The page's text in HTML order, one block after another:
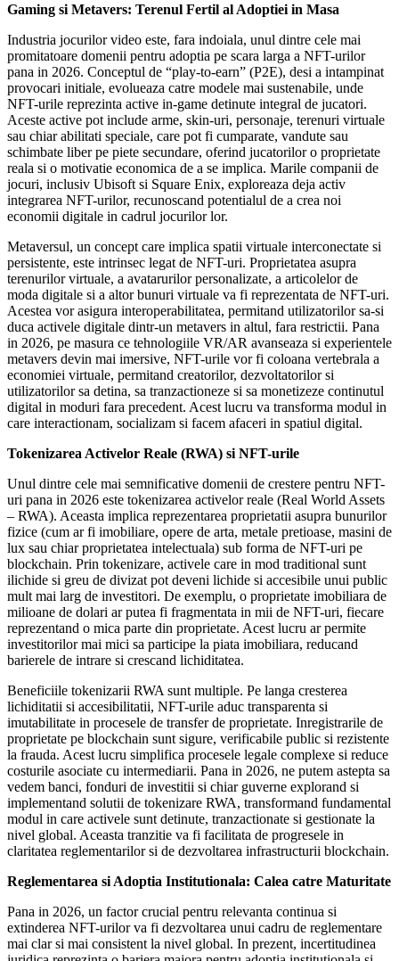
Gaming si Metavers: Terenul Fertil al Adoptiei in Masa
Industria jocurilor video este, fara indoiala, unul dintre cele mai
promitatoare domenii pentru adoptia pe scara larga a NFT-urilor
pana in 2026. Conceptul de “play-to-earn” (P2E), desi a intampinat
provocari initiale, evolueaza catre modele mai sustenabile, unde
NFT-urile reprezinta active in-game detinute integral de jucatori.
Aceste active pot include arme, skin-uri, personaje, terenuri virtuale
sau chiar abilitati speciale, care pot fi cumparate, vandute sau
schimbate liber pe piete secundare, oferind jucatorilor o proprietate
reala si o motivatie economica de a se implica. Marile companii de
jocuri, inclusiv Ubisoft si Square Enix, exploreaza deja activ
integrarea NFT-urilor, recunoscand potentialul de a crea noi
economii digitale in cadrul jocurilor lor.
Metaversul, un concept care implica spatii virtuale interconectate si
persistente, este intrinsec legat de NFT-uri. Proprietatea asupra
terenurilor virtuale, a avatarurilor personalizate, a articolelor de
moda digitale si a altor bunuri virtuale va fi reprezentata de NFT-uri.
Acestea vor asigura interoperabilitatea, permitand utilizatorilor sa-si
duca activele digitale dintr-un metavers in altul, fara restrictii. Pana
in 2026, pe masura ce tehnologiile VR/AR avanseaza si experientele
metavers devin mai imersive, NFT-urile vor fi coloana vertebrala a
economiei virtuale, permitand creatorilor, dezvoltatorilor si
utilizatorilor sa detina, sa tranzactioneze si sa monetizeze continutul
digital in moduri fara precedent. Acest lucru va transforma modul in
care interactionam, socializam si facem afaceri in spatiul digital.
Tokenizarea Activelor Reale (RWA) si NFT-urile
Unul dintre cele mai semnificative domenii de crestere pentru NFT-
uri pana in 2026 este tokenizarea activelor reale (Real World Assets
– RWA). Aceasta implica reprezentarea proprietatii asupra bunurilor
fizice (cum ar fi imobiliare, opere de arta, metale pretioase, masini de
lux sau chiar proprietatea intelectuala) sub forma de NFT-uri pe
blockchain. Prin tokenizare, activele care in mod traditional sunt
ilichide si greu de divizat pot deveni lichide si accesibile unui public
mult mai larg de investitori. De exemplu, o proprietate imobiliara de
milioane de dolari ar putea fi fragmentata in mii de NFT-uri, fiecare
reprezentand o mica parte din proprietate. Acest lucru ar permite
investitorilor mai mici sa participe la piata imobiliara, reducand
barierele de intrare si crescand lichiditatea.
Beneficiile tokenizarii RWA sunt multiple. Pe langa cresterea
lichiditatii si accesibilitatii, NFT-urile aduc transparenta si
imutabilitate in procesele de transfer de proprietate. Inregistrarile de
proprietate pe blockchain sunt sigure, verificabile public si rezistente
la frauda. Acest lucru simplifica procesele legale complexe si reduce
costurile asociate cu intermediarii. Pana in 2026, ne putem astepta sa
vedem banci, fonduri de investitii si chiar guverne explorand si
implementand solutii de tokenizare RWA, transformand fundamental
modul in care activele sunt detinute, tranzactionate si gestionate la
nivel global. Aceasta tranzitie va fi facilitata de progresele in
claritatea reglementarilor si de dezvoltarea infrastructurii blockchain.
Reglementarea si Adoptia Institutionala: Calea catre Maturitate
Pana in 2026, un factor crucial pentru relevanta continua si
extinderea NFT-urilor va fi dezvoltarea unui cadru de reglementare
mai clar si mai consistent la nivel global. In prezent, incertitudinea